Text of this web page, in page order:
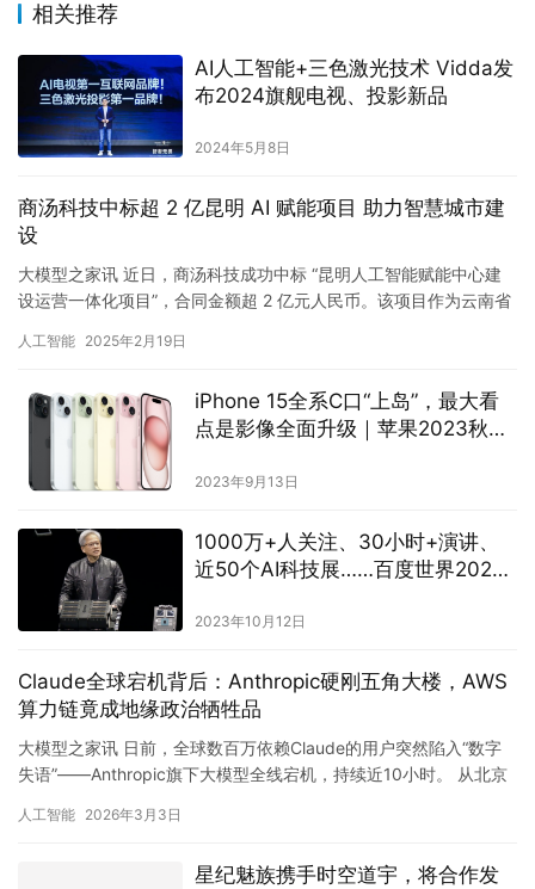
相关推荐
AI人工智能+三色激光技术 Vidda发
布2024旗舰电视、投影新品
2024年5月8日
商汤科技中标超 2 亿昆明 AI 赋能项目 助力智慧城市建
设
大模型之家讯 近日，商汤科技成功中标 “昆明人工智能赋能中心建
设运营一体化项目”，合同金额超 2 亿元人民币。该项目作为云南省
人工智能 2025年2月19日
iPhone 15全系C口“上岛”，最大看
点是影像全面升级｜苹果2023秋季
2023年9月13日
1000万+人关注、30小时+演讲、
近50个AI科技展……百度世界2023
2023年10月12日
Claude全球宕机背后：Anthropic硬刚五角大楼，AWS
算力链竟成地缘政治牺牲品
大模型之家讯 日前，全球数百万依赖Claude的用户突然陷入“数字
失语”——Anthropic旗下大模型全线宕机，持续近10小时。 从北京
人工智能 2026年3月3日
星纪魅族携手时空道宇，将合作发